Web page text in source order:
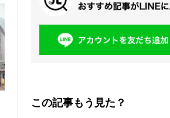
この記事もう見た？